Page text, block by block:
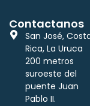
Contactanos
San José,
Rica, La Uruca
200 metros
suroeste del
puente Juan
Pablo II.